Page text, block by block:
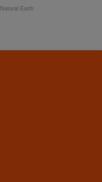
Natural Earth